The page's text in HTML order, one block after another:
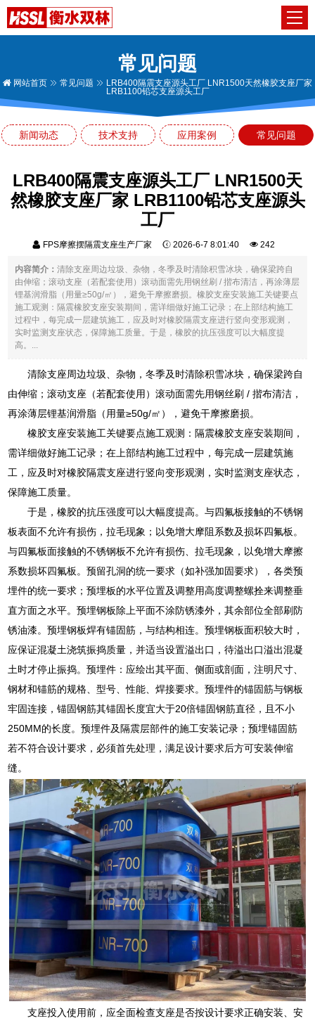
常见问题
网站首页 常见问题
LRB400隔震支座源头工厂 LNR1500天然橡胶支座厂家
LRB1100铅芯支座源头工厂
新闻动态 技术支持 应用案例 常见问题
LRB400隔震支座源头工厂 LNR1500天
然橡胶支座厂家 LRB1100铅芯支座源头
工厂
FPS摩擦摆隔震支座生产厂家 2026-6-7 8:01:40 242
内容简介：清除支座周边垃圾、杂物，冬季及时清除积雪冰块，确保梁跨自
由伸缩；滚动支座（若配套使用）滚动面需先用钢丝刷 / 揩布清洁，再涂薄层
锂基润滑脂（用量≥50g/㎡），避免干摩擦磨损。橡胶支座安装施工关键要点
施工观测：隔震橡胶支座安装期间，需详细做好施工记录；在上部结构施工
过程中，每完成一层建筑施工，应及时对橡胶隔震支座进行竖向变形观测，
实时监测支座状态，保障施工质量。于是，橡胶的抗压强度可以大幅度提
高。...
清除支座周边垃圾、杂物，冬季及时清除积雪冰块，确保梁跨自
由伸缩；滚动支座（若配套使用）滚动面需先用钢丝刷 / 揩布清洁，
再涂薄层锂基润滑脂（用量≥50g/㎡），避免干摩擦磨损。
橡胶支座安装施工关键要点施工观测：隔震橡胶支座安装期间，
需详细做好施工记录；在上部结构施工过程中，每完成一层建筑施
工，应及时对橡胶隔震支座进行竖向变形观测，实时监测支座状态，
保障施工质量。
于是，橡胶的抗压强度可以大幅度提高。与四氟板接触的不锈钢
板表面不允许有损伤，拉毛现象；以免增大摩阻系数及损坏四氟板。
与四氟板面接触的不锈钢板不允许有损伤、拉毛现象，以免增大摩擦
系数损坏四氟板。预留孔洞的统一要求（如补强加固要求），各类预
埋件的统一要求；预埋板的水平位置及调整用高度调整螺拴来调整垂
直方面之水平。预埋钢板除上平面不涂防锈漆外，其余部位全部刷防
锈油漆。预埋钢板焊有锚固筋，与结构相连。预埋钢板面积较大时，
应保证混凝土浇筑振捣质量，并适当设置溢出口，待溢出口溢出混凝
土时才停止振捣。预埋件：应绘出其平面、侧面或剖面，注明尺寸、
钢材和锚筋的规格、型号、性能、焊接要求。预埋件的锚固筋与钢板
牢固连接，锚固钢筋其锚固长度宜大于20倍锚固钢筋直径，且不小
250MM的长度。预埋件及隔震层部件的施工安装记录；预埋锚固筋
若不符合设计要求，必须首先处理，满足设计要求后方可安装伸缩
缝。
支座投入使用前，应全面检查支座是否按设计要求正确安装、安